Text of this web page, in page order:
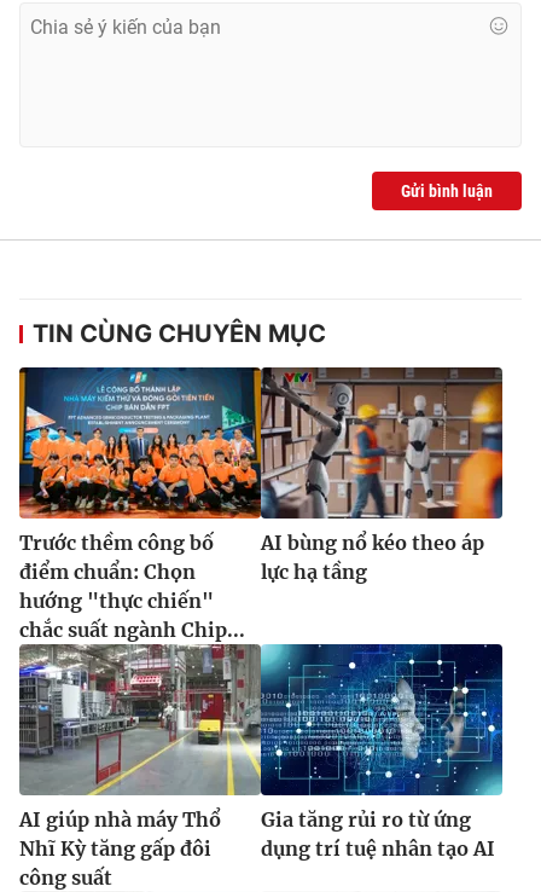
Gửi bình luận
TIN CÙNG CHUYÊN MỤC
Trước thềm công bố
điểm chuẩn: Chọn
hướng "thực chiến"
chắc suất ngành Chip...
AI bùng nổ kéo theo áp
lực hạ tầng
AI giúp nhà máy Thổ
Nhĩ Kỳ tăng gấp đôi
công suất
Gia tăng rủi ro từ ứng
dụng trí tuệ nhân tạo AI